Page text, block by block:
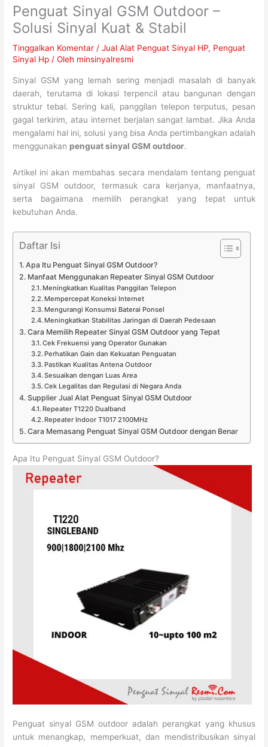
Penguat Sinyal GSM Outdoor –
Solusi Sinyal Kuat & Stabil
Tinggalkan Komentar /Jual Alat Penguat Sinyal HP, Penguat
Sinyal Hp / Oleh minsinyalresmi
Sinyal GSM yang lemah sering menjadi masalah di banyak
daerah, terutama di lokasi terpencil atau bangunan dengan
struktur tebal. Sering kali, panggilan telepon terputus, pesan
gagal terkirim, atau internet berjalan sangat lambat. Jika Anda
mengalami hal ini, solusi yang bisa Anda pertimbangkan adalah
menggunakan penguat sinyal GSM outdoor.
Artikel ini akan membahas secara mendalam tentang penguat
sinyal GSM outdoor, termasuk cara kerjanya, manfaatnya,
serta bagaimana memilih perangkat yang tepat untuk
kebutuhan Anda.
Daftar Isi
Apa Itu Penguat Sinyal GSM Outdoor?
Manfaat Menggunakan Repeater Sinyal GSM Outdoor
Meningkatkan Kualitas Panggilan Telepon
Mempercepat Koneksi Internet
Mengurangi Konsumsi Baterai Ponsel
Meningkatkan Stabilitas Jaringan di Daerah Pedesaan
Cara Memilih Repeater Sinyal GSM Outdoor yang Tepat
Cek Frekuensi yang Operator Gunakan
Perhatikan Gain dan Kekuatan Penguatan
Pastikan Kualitas Antena Outdoor
Sesuaikan dengan Luas Area
Cek Legalitas dan Regulasi di Negara Anda
Supplier Jual Alat Penguat Sinyal GSM Outdoor
Repeater T1220 Dualband
Repeater Indoor T1017 2100MHz
Cara Memasang Penguat Sinyal GSM Outdoor dengan Benar
Apa Itu Penguat Sinyal GSM Outdoor?
Penguat sinyal GSM outdoor adalah perangkat yang khusus
untuk menangkap, memperkuat, dan mendistribusikan sinyal